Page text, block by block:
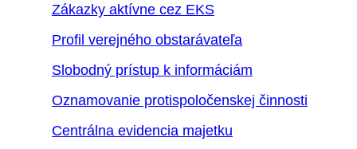
Zákazky aktívne cez EKS
Profil verejného obstarávateľa
Slobodný prístup k informáciám
Oznamovanie protispoločenskej činnosti
Centrálna evidencia majetku